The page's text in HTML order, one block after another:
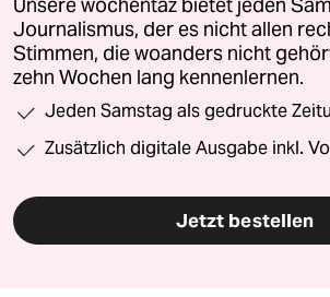
Unsere wochentaz bietet jeden
Journalismus, der es nicht allen
Stimmen, die woanders nicht
zehn Wochen lang kennenlernen.
Jeden Samstag als gedruckte
Zusätzlich digitale Ausgabe inkl.
Jetzt bestellen